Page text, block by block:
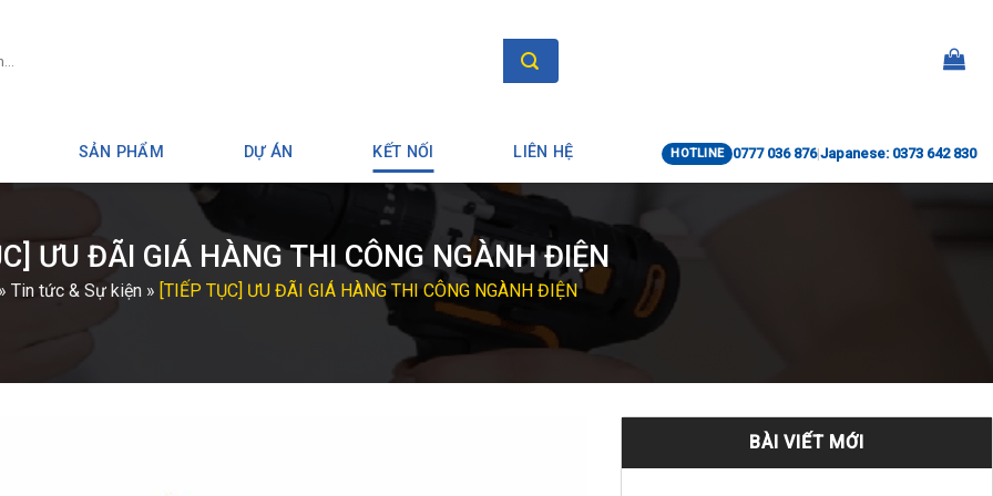
SẢN PHẨM DỰ ÁN KẾT NỐI LIÊN HỆ HOTLINE 0777 036 876|Japanese: 0373 642 830
ƯU ĐÃI GIÁ HÀNG THI CÔNG NGÀNH ĐIỆN
» Tin tức & Sự kiện » [TIẾP TỤC] ƯU ĐÃI GIÁ HÀNG THI CÔNG NGÀNH ĐIỆN
BÀI VIẾT MỚI